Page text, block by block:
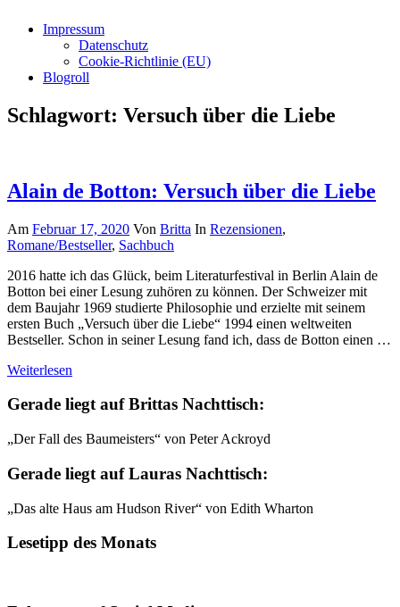
Impressum
Datenschutz
Cookie-Richtlinie (EU)
Blogroll
Schlagwort: Versuch über die Liebe
Alain de Botton: Versuch über die Liebe
Am Februar 17, 2020 Von Britta In Rezensionen,
Romane/Bestseller, Sachbuch
2016 hatte ich das Glück, beim Literaturfestival in Berlin Alain de
Botton bei einer Lesung zuhören zu können. Der Schweizer mit
dem Baujahr 1969 studierte Philosophie und erzielte mit seinem
ersten Buch „Versuch über die Liebe“ 1994 einen weltweiten
Bestseller. Schon in seiner Lesung fand ich, dass de Botton einen …
Weiterlesen
Gerade liegt auf Brittas Nachttisch:
„Der Fall des Baumeisters“ von Peter Ackroyd
Gerade liegt auf Lauras Nachttisch:
„Das alte Haus am Hudson River“ von Edith Wharton
Lesetipp des Monats